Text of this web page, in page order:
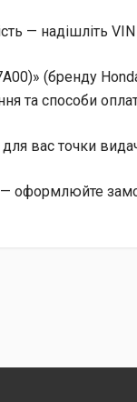
— надішліть
(бренду
та способи
вас точки
оформлюйте